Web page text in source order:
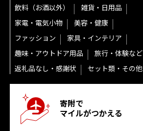
飲料（お酒以外）
雑貨・日用品
家電・電気小物
美容・健康
ファッション
家具・インテリア
趣味・アウトドア用品
旅行・体験など
返礼品なし・感謝状
セット類・その他
寄附で
マイルがつかえる